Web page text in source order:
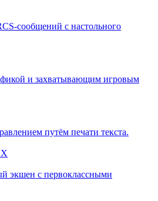
сообщений с настольного
и захватывающим игровым
путём печати текста.
экшен с первоклассными